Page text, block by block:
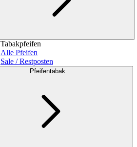
Tabakpfeifen
Alle Pfeifen
Sale / Restposten
Pfeifentabak